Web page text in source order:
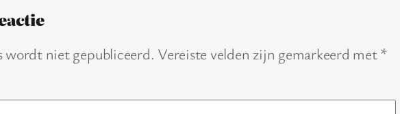
wordt niet gepubliceerd. Vereiste velden zijn gemarkeerd met*